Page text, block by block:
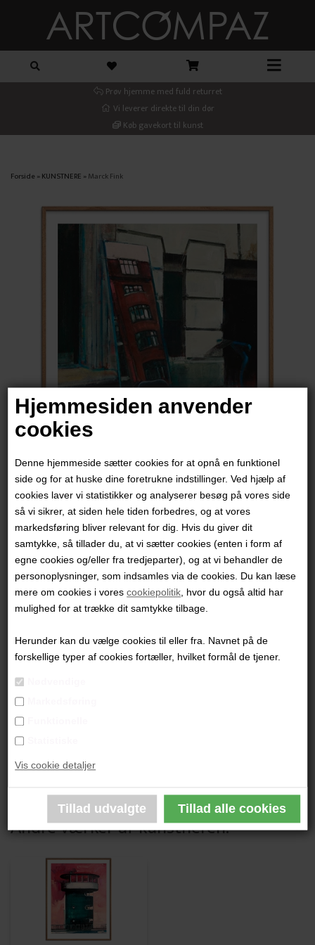
Hjemmesiden anvender
cookies
Denne hjemmeside sætter cookies for at opnå en funktionel
side og for at huske dine foretrukne indstillinger. Ved hjælp af
cookies laver vi statistikker og analyserer besøg på vores side
så vi sikrer, at siden hele tiden forbedres, og at vores
markedsføring bliver relevant for dig. Hvis du giver dit
samtykke, så tillader du, at vi sætter cookies (enten i form af
egne cookies og/eller fra tredjeparter), og at vi behandler de
personoplysninger, som indsamles via de cookies. Du kan læse
mere om cookies i vorescookiepolitik , hvor du også altid har
mulighed for at trække dit samtykke tilbage.
Herunder kan du vælge cookies til eller fra. Navnet på de
forskellige typer af cookies fortæller, hvilket formål de tjener.
Vis cookie detaljer
Prøv hjemme med fuld returret
Vi leverer direkte til din dør
Køb gavekort til kunst
Forside »KUNSTNERE »Marck Fink
Marck Fink
3.450,00DKK
"Storskrald" (stor)
80 x 60 cm.
Grafik Giclee i begrænset oplag
Indrammet i lys træramme
Andre værker af kunstneren: